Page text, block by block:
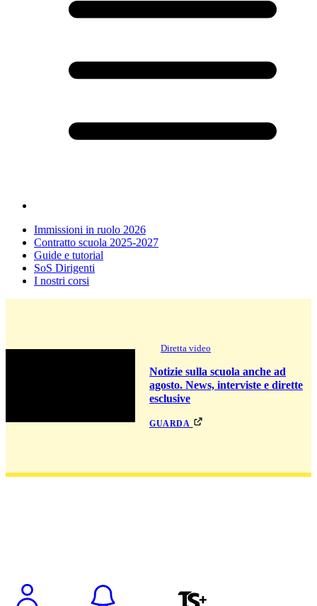
Immissioni in ruolo 2026
Contratto scuola 2025-2027
Guide e tutorial
SoS Dirigenti
I nostri corsi
Diretta video
Notizie sulla scuola anche ad
agosto. News, interviste e dirette
esclusive
guarda